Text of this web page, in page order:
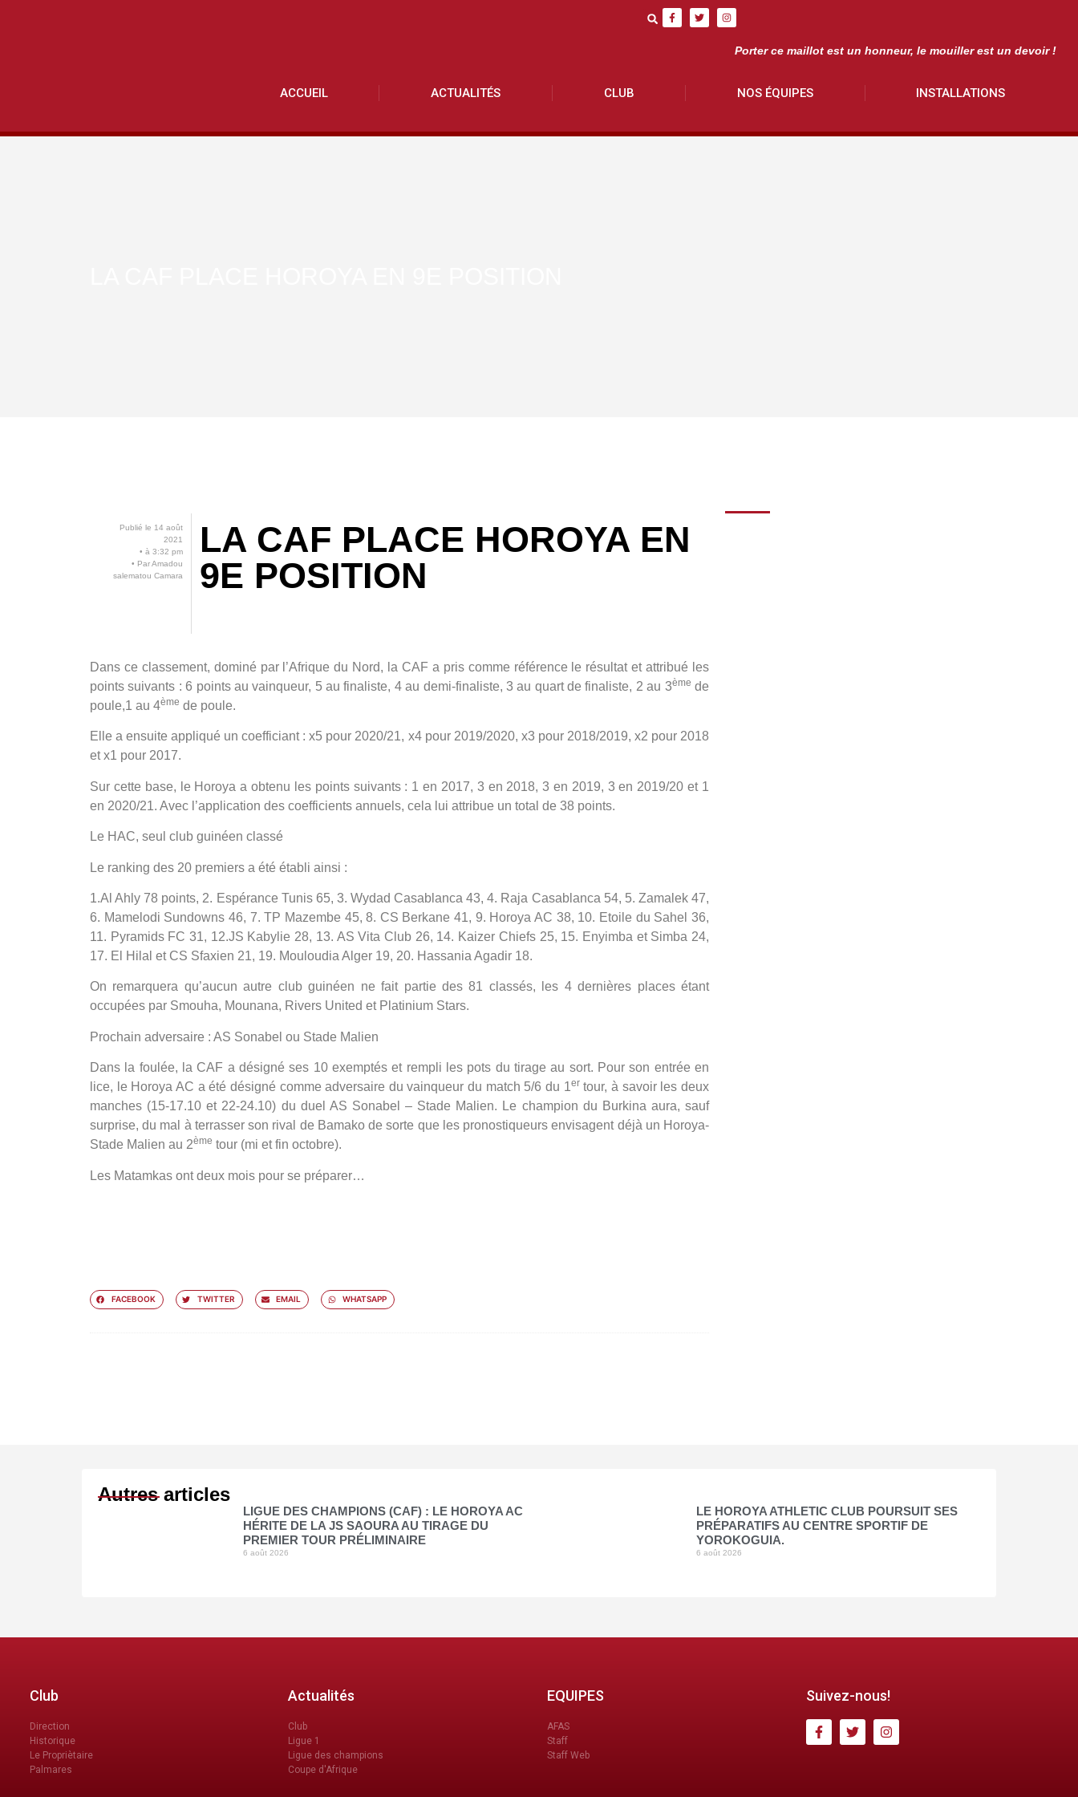
Porter ce maillot est un honneur, le mouiller est un devoir !
ACCUEIL ACTUALITÉS CLUB NOS ÉQUIPES INSTALLATIONS
Publié le 14 août
2021
• à 3:32 pm
• ParAmadou
salematou Camara
LA CAF PLACE HOROYA EN
9E POSITION
Dans ce classement, dominé par l’Afrique du Nord, la CAF a pris comme référence le résultat et attribué les
points suivants : 6 points au vainqueur, 5 au finaliste, 4 au demi-finaliste, 3 au quart de finaliste, 2 au 3ème de
poule,1 au 4ème de poule.
Elle a ensuite appliqué un coefficiant : x5 pour 2020/21, x4 pour 2019/2020, x3 pour 2018/2019, x2 pour 2018
et x1 pour 2017.
Sur cette base, le Horoya a obtenu les points suivants : 1 en 2017, 3 en 2018, 3 en 2019, 3 en 2019/20 et 1
en 2020/21. Avec l’application des coefficients annuels, cela lui attribue un total de 38 points.
Le HAC, seul club guinéen classé
Le ranking des 20 premiers a été établi ainsi :
1.Al Ahly 78 points, 2. Espérance Tunis 65, 3. Wydad Casablanca 43, 4. Raja Casablanca 54, 5. Zamalek 47,
6. Mamelodi Sundowns 46, 7. TP Mazembe 45, 8. CS Berkane 41, 9. Horoya AC 38, 10. Etoile du Sahel 36,
11. Pyramids FC 31, 12.JS Kabylie 28, 13. AS Vita Club 26, 14. Kaizer Chiefs 25, 15. Enyimba et Simba 24,
17. El Hilal et CS Sfaxien 21, 19. Mouloudia Alger 19, 20. Hassania Agadir 18.
On remarquera qu’aucun autre club guinéen ne fait partie des 81 classés, les 4 dernières places étant
occupées par Smouha, Mounana, Rivers United et Platinium Stars.
Prochain adversaire : AS Sonabel ou Stade Malien
Dans la foulée, la CAF a désigné ses 10 exemptés et rempli les pots du tirage au sort. Pour son entrée en
lice, le Horoya AC a été désigné comme adversaire du vainqueur du match 5/6 du 1er tour, à savoir les deux
manches (15-17.10 et 22-24.10) du duel AS Sonabel – Stade Malien. Le champion du Burkina aura, sauf
surprise, du mal à terrasser son rival de Bamako de sorte que les pronostiqueurs envisagent déjà un Horoya-
Stade Malien au 2ème tour (mi et fin octobre).
Les Matamkas ont deux mois pour se préparer…
FACEBOOK TWITTER EMAIL WHATSAPP
Autres articles
LIGUE DES CHAMPIONS (CAF) : LE HOROYA AC
HÉRITE DE LA JS SAOURA AU TIRAGE DU
PREMIER TOUR PRÉLIMINAIRE
6 août 2026
LE HOROYA ATHLETIC CLUB POURSUIT SES
PRÉPARATIFS AU CENTRE SPORTIF DE
YOROKOGUIA.
6 août 2026
Club
Direction
Historique
Le Propriètaire
Palmares
Actualités
Club
Ligue 1
Ligue des champions
Coupe d'Afrique
EQUIPES
AFAS
Staff
Staff Web
Suivez-nous!